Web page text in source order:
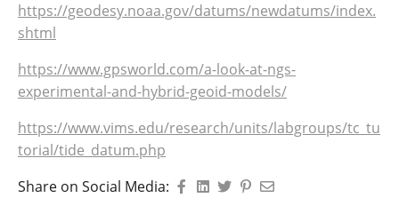
https://geodesy.noaa.gov/datums/newdatums/index.
shtml
https://www.gpsworld.com/a-look-at-ngs-
experimental-and-hybrid-geoid-models/
https://www.vims.edu/research/units/labgroups/tc_tu
torial/tide_datum.php
Share on Social Media: